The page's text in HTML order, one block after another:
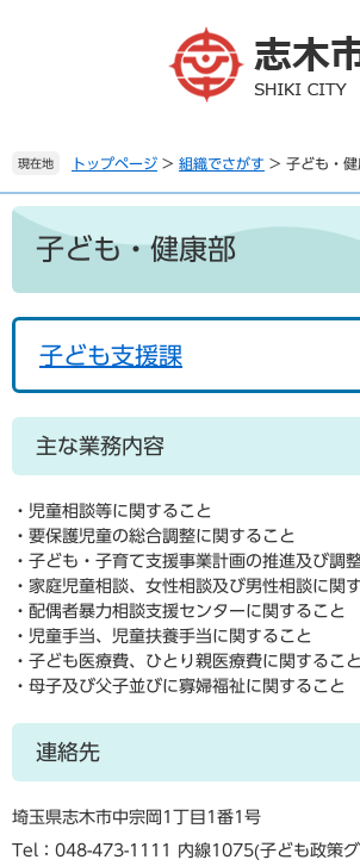
。
て
へ
現在地 トップページ > 組織でさがす > 子ども・健
本
子ども・健康部
子ども支援課
主な業務内容
・児童相談等に関すること
・要保護児童の総合調整に関すること
・子ども・子育て支援事業計画の推進及び調
・家庭児童相談、女性相談及び男性相談に関
・配偶者暴力相談支援センターに関すること
・児童手当、児童扶養手当に関すること
・子ども医療費、ひとり親医療費に関すること
・母子及び父子並びに寡婦福祉に関すること
連絡先
埼玉県志木市中宗岡1丁目1番1号
Tel：048-473-1111 内線1075 子ども政策